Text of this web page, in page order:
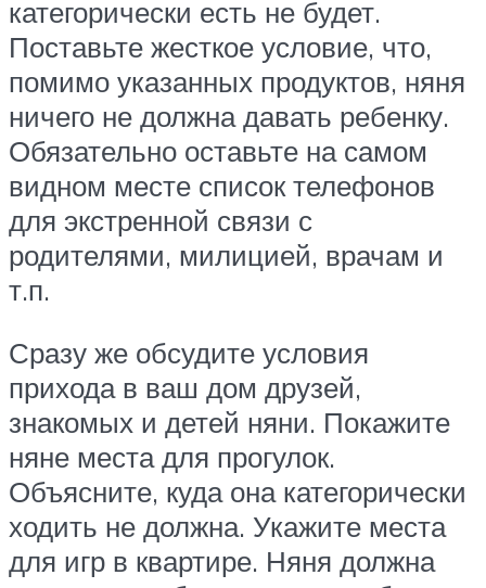
категорически есть не будет.
Поставьте жесткое условие, что,
помимо указанных продуктов, няня
ничего не должна давать ребенку.
Обязательно оставьте на самом
видном месте список телефонов
для экстренной связи с
родителями, милицией, врачам и
т.п.
Сразу же обсудите условия
прихода в ваш дом друзей,
знакомых и детей няни. Покажите
няне места для прогулок.
Объясните, куда она категорически
ходить не должна. Укажите места
для игр в квартире. Няня должна